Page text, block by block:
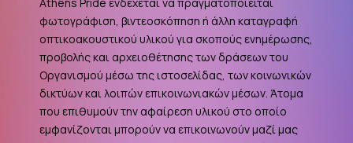
Athens Pride ενδέχεται να πραγματοποιείται
φωτογράφιση, βιντεοσκόπηση ή άλλη καταγραφή
οπτικοακουστικού υλικού για σκοπούς ενημέρωσης,
προβολής και αρχειοθέτησης των δράσεων του
Οργανισμού μέσω της ιστοσελίδας, των κοινωνικών
δικτύων και λοιπών επικοινωνιακών μέσων. Άτομα
που επιθυμούν την αφαίρεση υλικού στο οποίο
εμφανίζονται μπορούν να επικοινωνούν μαζί μας